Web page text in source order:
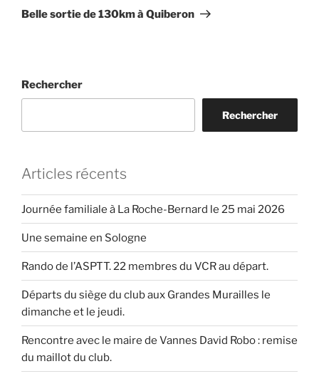
suivant
Belle sortie de 130km à Quiberon
Rechercher
Rechercher
Articles récents
Journée familiale à La Roche-Bernard le 25 mai 2026
Une semaine en Sologne
Rando de l’ASPTT. 22 membres du VCR au départ.
Départs du siège du club aux Grandes Murailles le
dimanche et le jeudi.
Rencontre avec le maire de Vannes David Robo : remise
du maillot du club.